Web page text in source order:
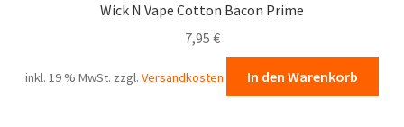
Wick N Vape Cotton Bacon Prime
7,95 €
inkl. 19 % MwSt. zzgl.Versandkosten In den Warenkorb